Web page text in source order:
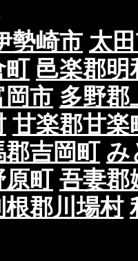
勢崎市 太
町 邑楽郡明
岡市 多野郡
甘楽郡甘楽
吉岡町 み
原町 吾妻郡
根郡川場村